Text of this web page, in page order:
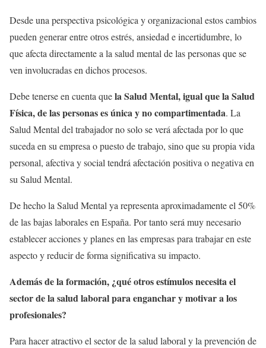
Desde una perspectiva psicológica y organizacional estos cambios
pueden generar entre otros estrés, ansiedad e incertidumbre, lo
que afecta directamente a la salud mental de las personas que se
ven involucradas en dichos procesos.
Debe tenerse en cuenta quela Salud Mental, igual que la Salud
Física, de las personas es única y no compartimentada. La
Salud Mental del trabajador no solo se verá afectada por lo que
suceda en su empresa o puesto de trabajo, sino que su propia vida
personal, afectiva y social tendrá afectación positiva o negativa en
su Salud Mental.
De hecho la Salud Mental ya representa aproximadamente el 50%
de las bajas laborales en España. Por tanto será muy necesario
establecer acciones y planes en las empresas para trabajar en este
aspecto y reducir de forma significativa su impacto.
Además de la formación, ¿qué otros estímulos necesita el
sector de la salud laboral para enganchar y motivar a los
profesionales?
Para hacer atractivo el sector de la salud laboral y la prevención de